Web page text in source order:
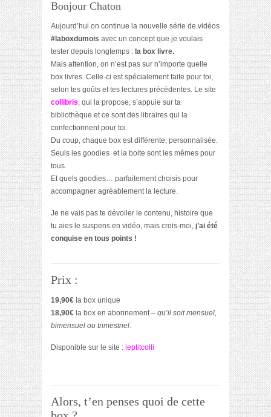
Bonjour Chaton
Aujourd’hui on continue la nouvelle série de vidéos
#laboxdumois avec un concept que je voulais
tester depuis longtemps : la box livre.
Mais attention, on n’est pas sur n’importe quelle
box livres. Celle-ci est spécialement faite pour toi,
selon tes goûts et tes lectures précédentes. Le site
collibris, qui la propose, s’appuie sur ta
bibliothèque et ce sont des libraires qui la
confectionnent pour toi.
Du coup, chaque box est différente, personnalisée.
Seuls les goodies et la boite sont les mêmes pour
tous.
Et quels goodies… parfaitement choisis pour
accompagner agréablement la lecture.
Je ne vais pas te dévoiler le contenu, histoire que
tu aies le suspens en vidéo, mais crois-moi, j’ai été
conquise en tous points !
Prix :
19,90€ la box unique
18,90€ la box en abonnement – qu’il soit mensuel,
bimensuel ou trimestriel.
Disponible sur le site : leptitcolli
Alors, t’en penses quoi de cette